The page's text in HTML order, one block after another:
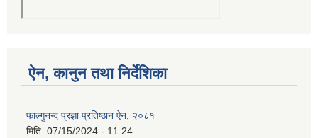
ऐन, कानुन तथा निर्देशिका
फाल्गुनन्द प्रज्ञा प्रतिष्ठान ऐन, २०८१
मिति: 07/15/2024 - 11:24